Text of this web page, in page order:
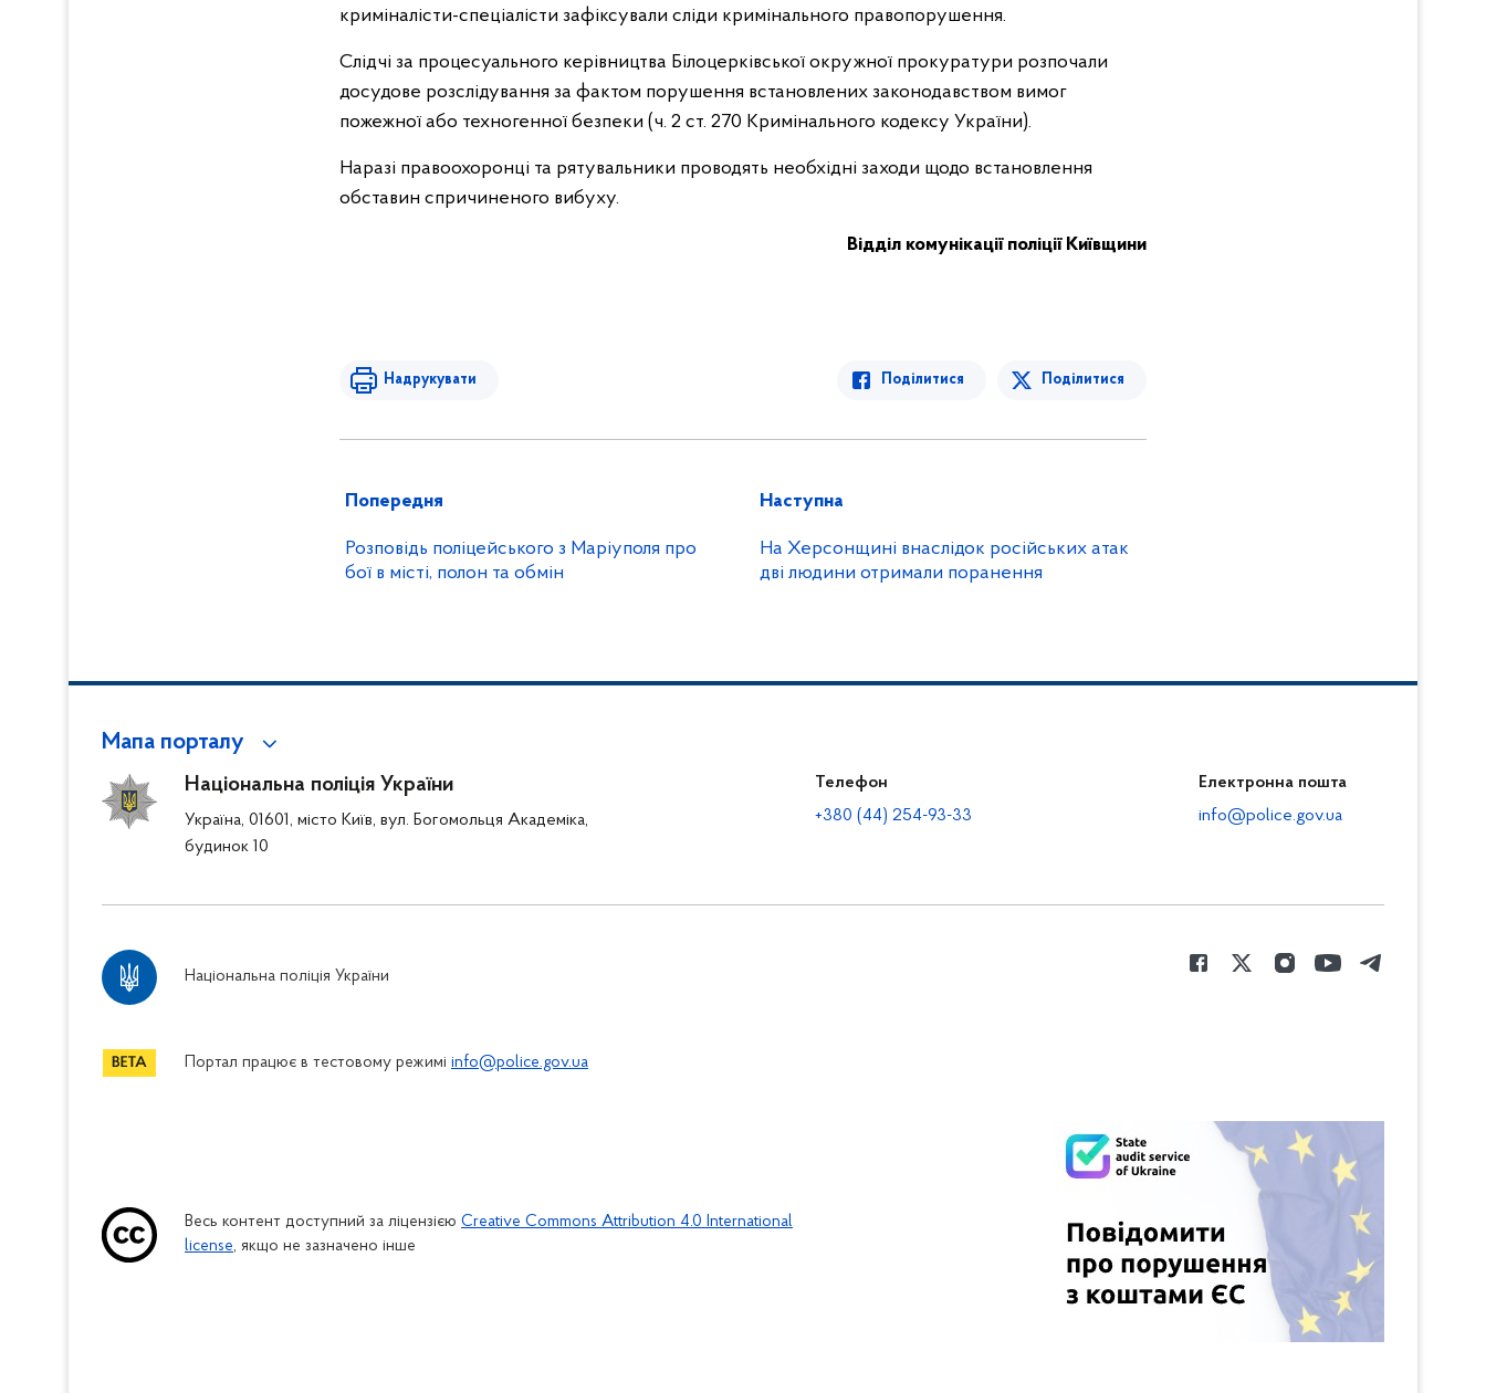
криміналісти-спеціалісти зафіксували сліди кримінального правопорушення.
Слідчі за процесуального керівництва Білоцерківської окружної прокуратури розпочали
досудове розслідування за фактом порушення встановлених законодавством вимог
пожежної або техногенної безпеки (ч. 2 ст. 270 Кримінального кодексу України).
Наразі правоохоронці та рятувальники проводять необхідні заходи щодо встановлення
обставин спричиненого вибуху.
Відділ комунікації поліції Київщини
Надрукувати Поділитися Поділитися
Попередня
Розповідь поліцейського з Маріуполя про
бої в місті, полон та обмін
Наступна
На Херсонщині внаслідок російських атак
дві людини отримали поранення
Мапа порталу
Національна поліція України
Україна, 01601, місто Київ, вул. Богомольця Академіка,
будинок 10
Телефон
+380 (44) 254-93-33
Електронна пошта
info@police.gov.ua
Національна поліція України
Портал працює в тестовому режимі info@police.gov.ua
Весь контент доступний за ліцензією Creative Commons Attribution 4.0 International
license, якщо не зазначено інше